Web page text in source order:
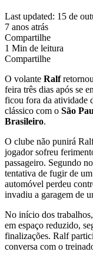
Last updated: 15 de
7 anos atrás
Compartilhe
1 Min de leitura
Compartilhe
O volante Ralf
feira três dias após se
ficou fora da atividade
clássico com o São
Brasileiro.
O clube não punirá
jogador sofreu
passageiro. Segundo
tentativa de fugir de
automóvel perdeu
invadiu a garagem de
No início dos
em espaço reduzido,
finalizações. Ralf
conversa com o